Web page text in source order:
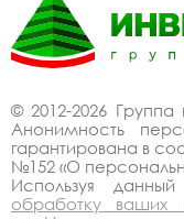
из
купить
© 2012-2026
Анонимность
гарантирована в
№152 «О
Используя
обработку ваших